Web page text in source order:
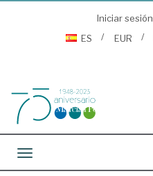
Iniciar sesión
ES
EUR
Toggle navigation